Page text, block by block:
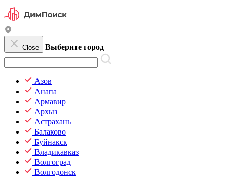
Close Выберите город
Азов
Анапа
Армавир
Архыз
Астрахань
Балаково
Буйнакск
Владикавказ
Волгоград
Волгодонск